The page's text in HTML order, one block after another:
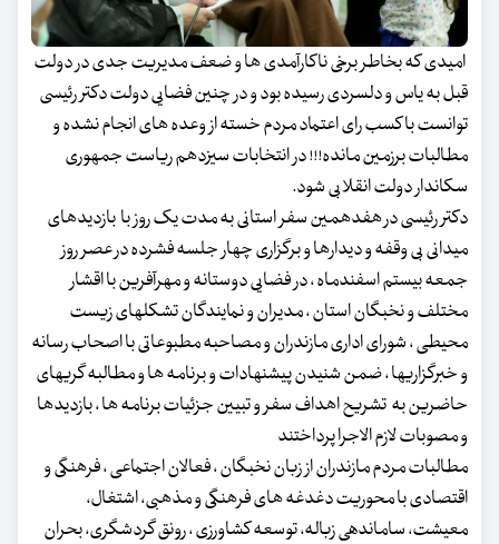
امیدی که بخاطر برخی ناکارآمدی ها و ضعف مدیریت جدی در دولت
قبل به یاس و دلسردی رسیده بود و در چنین فضایی دولت دکتر رئیسی
توانست با کسب رای اعتماد مردم خسته از وعده های انجام نشده و
مطالبات برزمین مانده!!! در انتخابات سیزدهم ریاست جمهوری
سکاندار دولت انقلابی شود.
دکتر رئیسی در هفدهمین سفر استانی به مدت یک روز با بازدیدهای
میدانی بی وقفه و دیدارها و برگزاری چهار جلسه فشرده در عصر روز
جمعه بیستم اسفندماه ، در فضایی دوستانه و مهرآفرین با اقشار
مختلف و نخبگان استان ، مدیران و نمایندگان تشکلهای زیست
محیطی ، شورای اداری مازندران و مصاحبه مطبوعاتی با اصحاب رسانه
و خبرگزاریها ، ضمن شنیدن پیشنهادات و برنامه ها و مطالبه گریهای
حاضرین به تشریح اهداف سفر و تبیین جزئیات برنامه ها ، بازدیدها
و مصوبات لازم الاجرا پرداختند
مطالبات مردم مازندران از زبان نخبگان ، فعالان اجتماعی ، فرهنگی و
اقتصادی با محوریت دغدغه های فرهنگی و مذهبی، اشتغال،
معیشت، ساماندهی زباله، توسعه کشاورزی ، رونق گردشگری، بحران